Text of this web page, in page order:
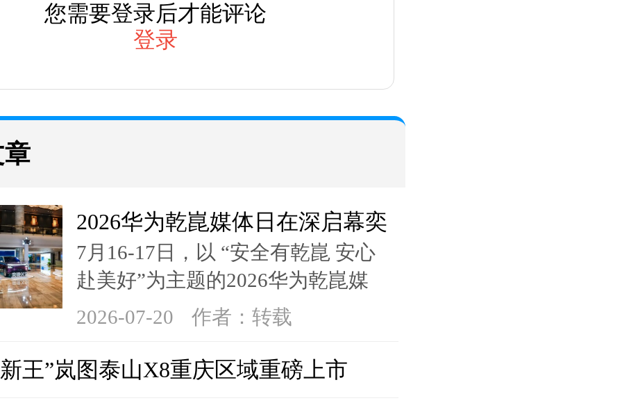
您需要登录后才能评论
登录
2026华为乾崑媒体日在深启幕奕
境X9登场
7月16-17日，以 “安全有乾崑 安心
赴美好”为主题的2026华为乾崑媒
体日在深成功举办
2026-07-20 作者：转载
王”岚图泰山X8重庆区域重磅上市